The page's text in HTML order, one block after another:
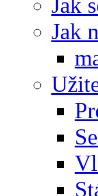
Jak